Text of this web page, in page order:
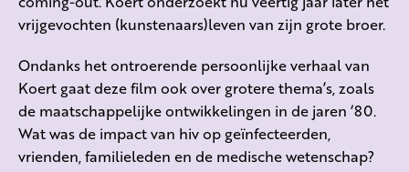
vrijgevochten (kunstenaars)leven van zijn grote broer.
Ondanks het ontroerende persoonlijke verhaal van
Koert gaat deze film ook over grotere thema’s, zoals
de maatschappelijke ontwikkelingen in de jaren ‘80.
Wat was de impact van hiv op geïnfecteerden,
vrienden, familieleden en de medische wetenschap?